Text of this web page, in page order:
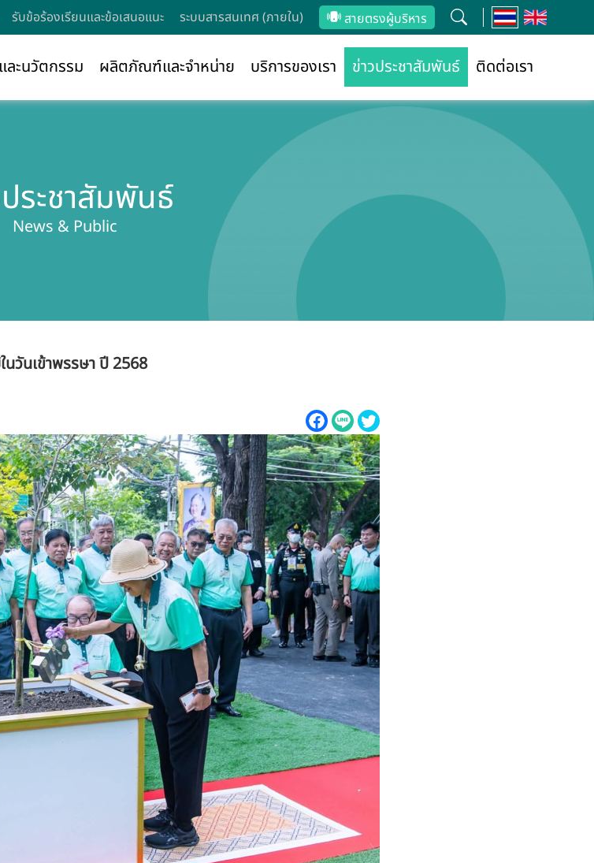
รับข้อร้องเรียนและข้อเสนอแนะ ระบบสารสนเทศ (ภายใน) สายตรงผู้บริหาร
ละนวัตกรรม ผลิตภัณฑ์และจำหน่าย บริการของเรา ข่าวประชาสัมพันธ์ ติดต่อเรา
ระชาสัมพันธ์
News & Public
นวันเข้าพรรษา ปี 2568